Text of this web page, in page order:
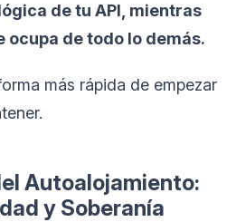
de tu API, mientras
ocupa de todo lo demás.
más rápida de empezar
Autoalojamiento:
y Soberanía